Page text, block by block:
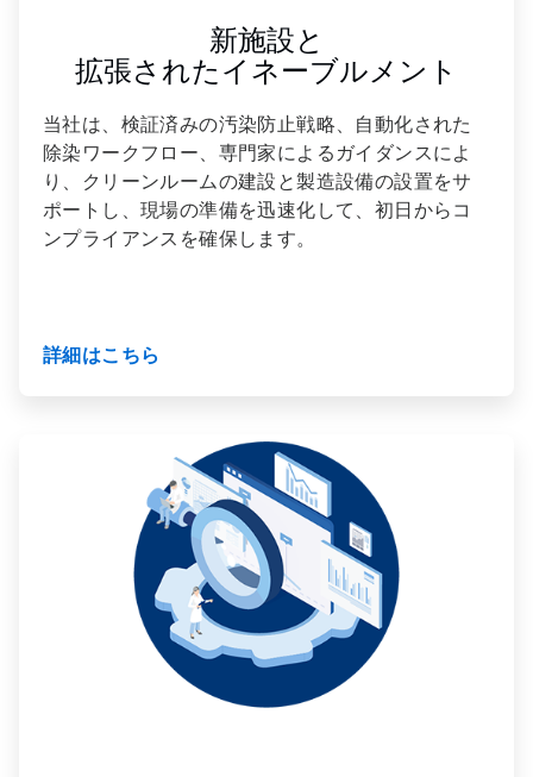
新施設と
拡張されたイネーブルメント
当社は、検証済みの汚染防止戦略、自動化された
除染ワークフロー、専門家によるガイダンスによ
り、クリーンルームの建設と製造設備の設置をサ
ポートし、現場の準備を迅速化して、初日からコ
ンプライアンスを確保します。
詳細はこちら
ArticleTile
の